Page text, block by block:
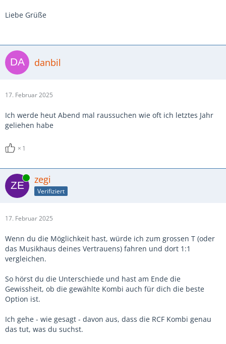
Liebe Grüße
danbil
17. Februar 2025
Ich werde heut Abend mal raussuchen wie oft ich letztes Jahr
geliehen habe
1
Online zegi
Verifiziert
17. Februar 2025
Wenn du die Möglichkeit hast, würde ich zum grossen T (oder
das Musikhaus deines Vertrauens) fahren und dort 1:1
vergleichen.
So hörst du die Unterschiede und hast am Ende die
Gewissheit, ob die gewählte Kombi auch für dich die beste
Option ist.
Ich gehe - wie gesagt - davon aus, dass die RCF Kombi genau
das tut, was du suchst.